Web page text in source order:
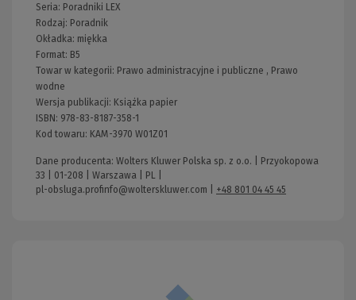
Seria: Poradniki LEX
Rodzaj: Poradnik
Okładka: miękka
Format: B5
Towar w kategorii: Prawo administracyjne i publiczne , Prawo
wodne
Wersja publikacji: Książka papier
ISBN: 978-83-8187-358-1
Kod towaru: KAM-3970 W01Z01
Dane producenta: Wolters Kluwer Polska sp. z o.o. | Przyokopowa
33 | 01-208 | Warszawa | PL |
pl-obsluga.profinfo@wolterskluwer.com
+48 801 04 45 45